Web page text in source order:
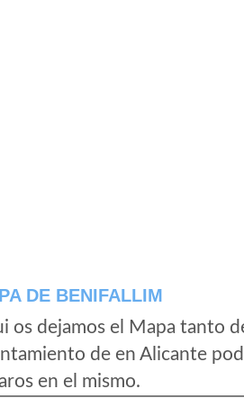
DE BENIFALLIM
os dejamos el Mapa tanto
de en Alicante
en el mismo.